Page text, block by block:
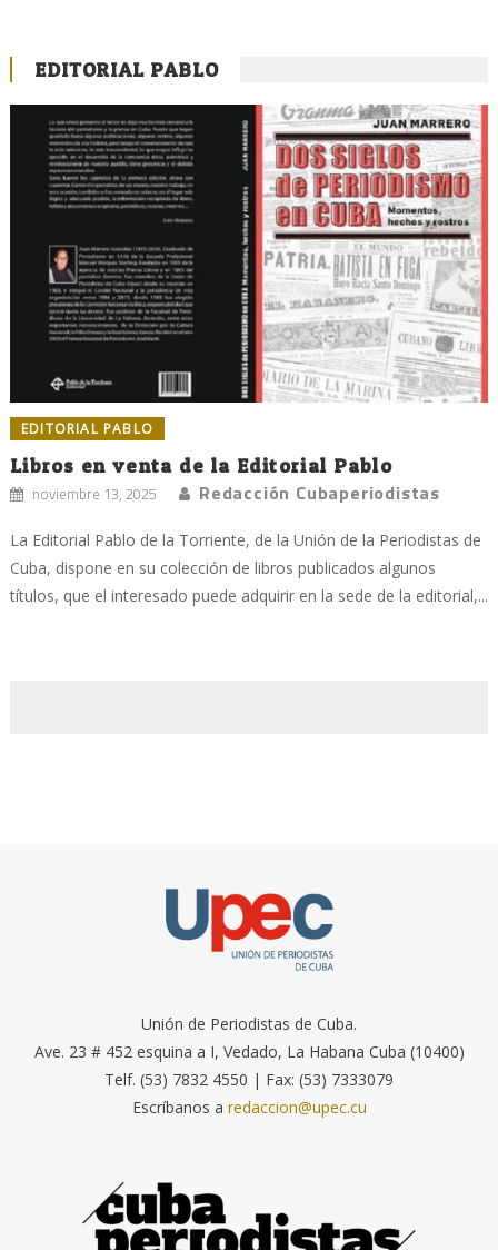
EDITORIAL PABLO
EDITORIAL PABLO
Libros en venta de la Editorial Pablo
noviembre 13, 2025 Redacción Cubaperiodistas
La Editorial Pablo de la Torriente, de la Unión de la Periodistas de
Cuba, dispone en su colección de libros publicados algunos
títulos, que el interesado puede adquirir en la sede de la editorial,...
Unión de Periodistas de Cuba.
Ave. 23 # 452 esquina a I, Vedado, La Habana Cuba (10400)
Telf. (53) 7832 4550 | Fax: (53) 7333079
Escríbanos a redaccion@upec.cu